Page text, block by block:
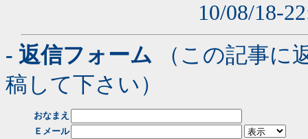
10/08/18-
- 返信フォーム （この記事に
稿して下さい）
おなまえ
Ｅメール